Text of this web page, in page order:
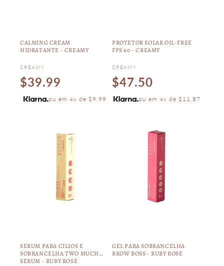
CALMING CREAM
HIDRATANTE - CREAMY
Vendor:
CREAMY
Regular
price
$39.99
ou em 4x de $9.99
PROTETOR SOLAR OIL-FREE
FPS 60 - CREAMY
Vendor:
CREAMY
Regular
price
$47.50
ou em 4x de $11.87
SERUM PARA CILIOS E
SOBRANCELHA TWO MUCH
SERUM - RUBY ROSE
GEL PARA SOBRANCELHA
BROW BOSS - RUBY ROSE